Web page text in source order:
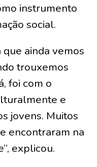
instrumento
social.
ainda vemos
trouxemos
foi com o
e
jovens. Muitos
encontraram na
explicou.